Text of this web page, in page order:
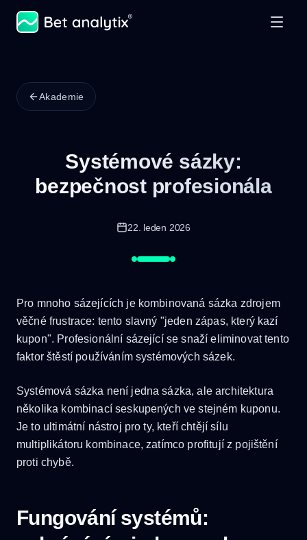
Akademie
Systémové sázky:
bezpečnost profesionála
22. leden 2026
Pro mnoho sázejících je kombinovaná sázka zdrojem
věčné frustrace: tento slavný "jeden zápas, který kazí
kupon". Profesionální sázející se snaží eliminovat tento
faktor štěstí používáním systémových sázek.
Systémová sázka není jedna sázka, ale architektura
několika kombinací seskupených ve stejném kuponu.
Je to ultimátní nástroj pro ty, kteří chtějí sílu
multiplikátoru kombinace, zatímco profitují z pojištění
proti chybě.
Fungování systémů: